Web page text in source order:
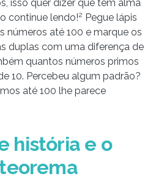
isso quer dizer que tem alma
continue lendo!2 Pegue lápis
números até 100 e marque os
duplas com uma diferença de
quantos números primos
10. Percebeu algum padrão?
até 100 lhe parece
história e o